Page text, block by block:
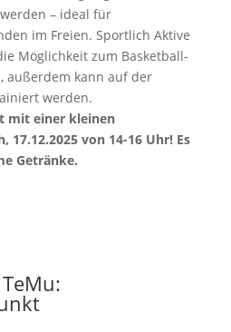
– ideal für
im Freien. Sportlich Aktive
Möglichkeit zum Basketball-
außerdem kann auf der
werden.
mit einer kleinen
17.12.2025 von 14-16 Uhr! Es
Getränke.